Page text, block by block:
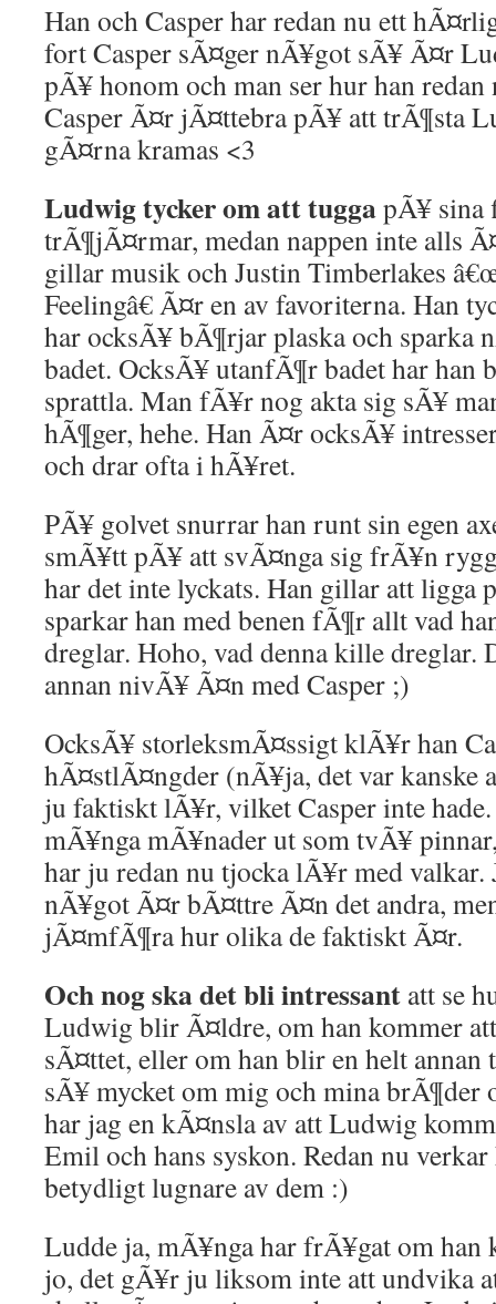
Han och Casper har redan nu ett
fort Casper sÃ¤ger nÃ¥got sÃ¥ Ã¤r
pÃ¥ honom och man ser hur han
Casper Ã¤r jÃ¤ttebra pÃ¥ att trÃ¶sta
gÃ¤rna kramas <3
Ludwig tycker om att tuggapÃ¥ sina
trÃ¶jÃ¤rmar, medan nappen inte alls
gillar musik och Justin Timberlakes
Feelingâ€ Ã¤r en av favoriterna. Han
har ocksÃ¥ bÃ¶rjar plaska och sparka
badet. OcksÃ¥ utanfÃ¶r badet har han
sprattla. Man fÃ¥r nog akta sig sÃ¥
hÃ¶ger, hehe. Han Ã¤r ocksÃ¥
och drar ofta i hÃ¥ret.
PÃ¥ golvet snurrar han runt sin egen
smÃ¥tt pÃ¥ att svÃ¤nga sig frÃ¥n
har det inte lyckats. Han gillar att ligga
sparkar han med benen fÃ¶r allt vad
dreglar. Hoho, vad denna kille dreglar.
annan nivÃ¥ Ã¤n med Casper ;)
OcksÃ¥ storleksmÃ¤ssigt klÃ¥r han
hÃ¤stlÃ¤ngder (nÃ¥ja, det var kanske
ju faktiskt lÃ¥r, vilket Casper inte
mÃ¥nga mÃ¥nader ut som tvÃ¥
har ju redan nu tjocka lÃ¥r med valkar.
nÃ¥got Ã¤r bÃ¤ttre Ã¤n det andra,
jÃ¤mfÃ¶ra hur olika de faktiskt Ã¤r.
Och nog ska det bli intressant att se
Ludwig blir Ã¤ldre, om han kommer
sÃ¤ttet, eller om han blir en helt
sÃ¥ mycket om mig och mina
har jag en kÃ¤nsla av att Ludwig
Emil och hans syskon. Redan nu
betydligt lugnare av dem :)
Ludde ja, mÃ¥nga har frÃ¥gat om
jo, det gÃ¥r ju liksom inte att undvika